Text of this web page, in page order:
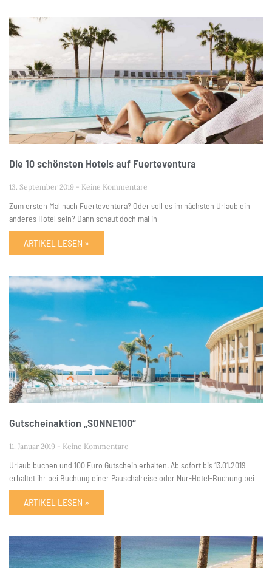
Die 10 schönsten Hotels auf Fuerteventura
13. September 2019 Keine Kommentare
Zum ersten Mal nach Fuerteventura? Oder soll es im nächsten Urlaub ein
anderes Hotel sein? Dann schaut doch mal in
ARTIKEL LESEN »
Gutscheinaktion „SONNE100“
11. Januar 2019 Keine Kommentare
Urlaub buchen und 100 Euro Gutschein erhalten. Ab sofort bis 13.01.2019
erhaltet ihr bei Buchung einer Pauschalreise oder Nur-Hotel-Buchung bei
ARTIKEL LESEN »